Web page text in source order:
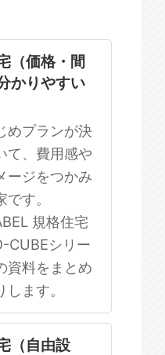
住宅
いない
（価格・間
かりやすい
めプランが決
て、費用感や
ージをつかみ
す。
規格住宅
CUBEシリー
資料をまとめ
ます。
（自由設